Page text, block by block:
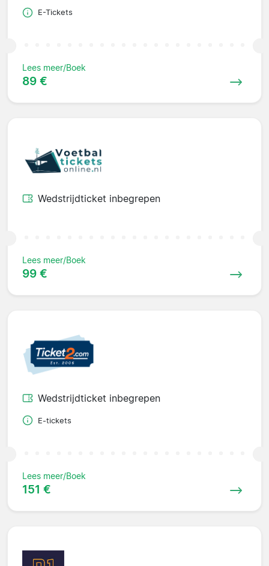
E-Tickets
Lees meer/Boek
89 €
Wedstrijdticket inbegrepen
Lees meer/Boek
99 €
Wedstrijdticket inbegrepen
E-tickets
Lees meer/Boek
151 €